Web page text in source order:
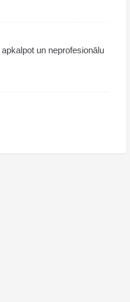
un neprofesionālu